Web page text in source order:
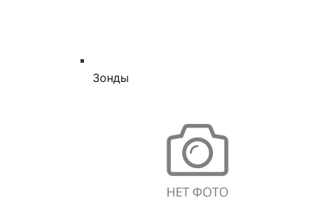
Зонды